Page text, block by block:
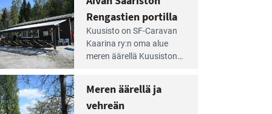
ympärillä. – Lampi on
upea ja puhdas, ja se
tarjoaa ympäris­töineen
kauniit maisemat ja
loistavat virkistäytymis­
Rengastien portilla
Kuusisto on SF-Caravan
Kaarina ry:n oma alue
meren äärellä Kuusiston
lapsiystävällinen,
rauhallinen ja
Meren äärellä ja
vehreän